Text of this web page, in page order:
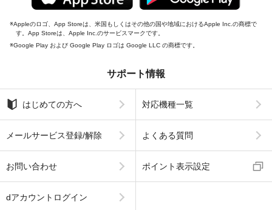
Appleのロゴ、App Storeは、米国もしくはその他の国や地域におけるApple Inc.の商標で
す。App Storeは、Apple Inc.のサービスマークです。
Google Play および Google Play ロゴは Google LLC の商標です。
サポート情報
はじめての方へ 対応機種一覧
メールサービス登録/解除 よくある質問
お問い合わせ ポイント表示設定
dアカウントログイン